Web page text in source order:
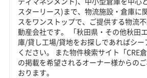
スターリース)まで、物流施設・倉庫に
スをワンストップで、ご提供する物流
動産会社です。 「秋田県・その他秋田
庫/貸し工場/貸地をお探しであればシ
ください。 また物件検索サイト「CRE
の掲載を希望されるオーナー様からの
おります。